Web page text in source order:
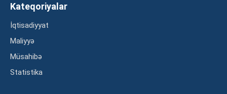
Kateqoriyalar
İqtisadiyyat
Maliyyə
Müsahibə
Statistika